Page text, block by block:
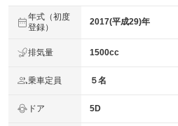
年式（初度
登録）
2017(平成29)年
排気量 1500cc
乗車定員 ５名
ドア 5D